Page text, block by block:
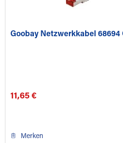
Goobay Netzwerkkabel 68694
11,65 €
Merken